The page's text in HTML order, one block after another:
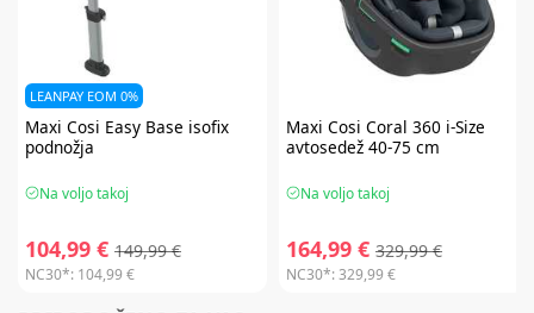
LEANPAY EOM 0%
Maxi Cosi Easy Base isofix
podnožja
Na voljo takoj
104,99 € 149,99 €
NC30*: 104,99 €
Maxi Cosi Coral 360 i-Size
avtosedež 40-75 cm
Na voljo takoj
164,99 € 329,99 €
NC30*:329,99 €